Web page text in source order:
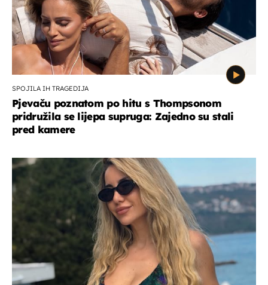
SPOJILA IH TRAGEDIJA
Pjevaču poznatom po hitu s Thompsonom
pridružila se lijepa supruga: Zajedno su stali
pred kamere